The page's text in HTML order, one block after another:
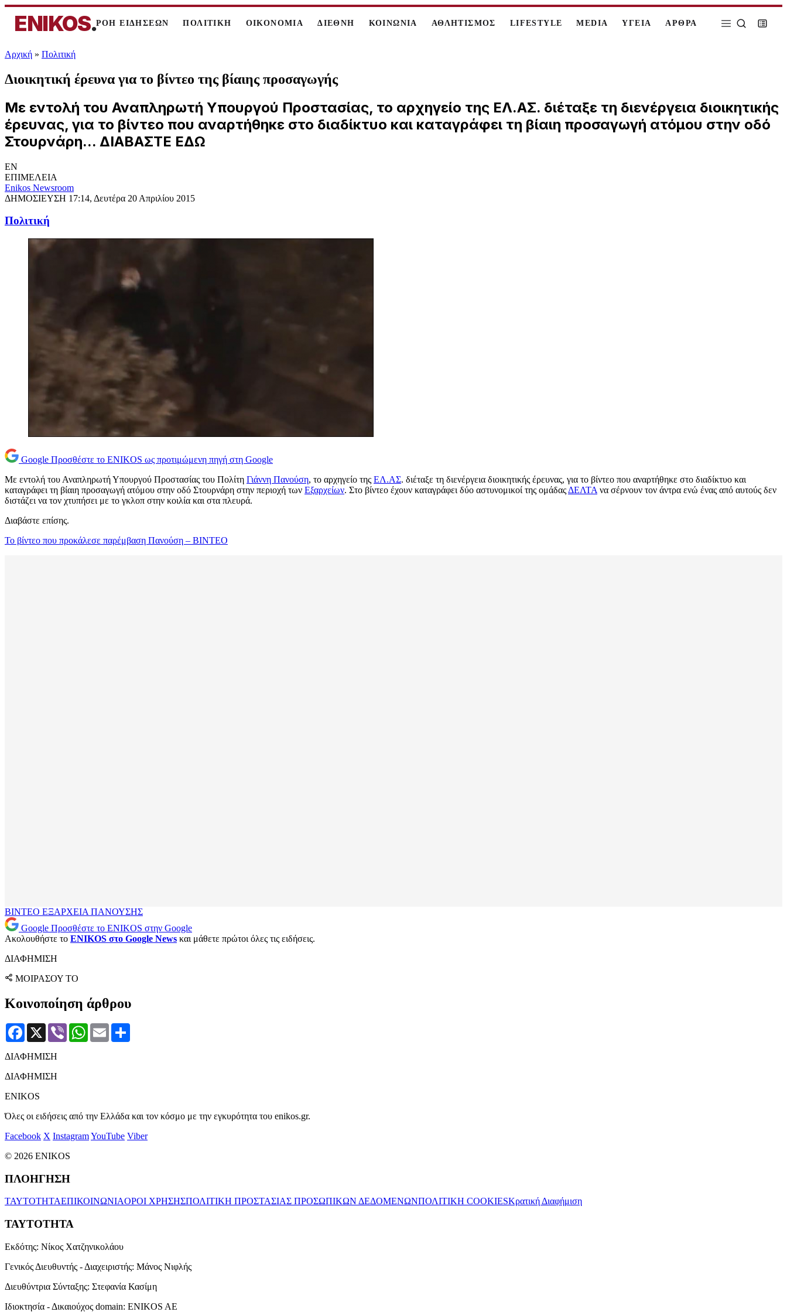
ENIKOS.ΡΟΗ ΕΙΔΗΣΕΩΝ ΠΟΛΙΤΙΚΗ ΟΙΚΟΝΟΜΙΑ ΔΙΕΘΝΗ ΚΟΙΝΩΝΙΑ ΑΘΛΗΤΙΣΜΟΣ LIFESTYLE MEDIA ΥΓΕΙΑ ΑΡΘΡΑ
Αρχική » Πολιτική
Διοικητική έρευνα για το βίντεο της βίαιης προσαγωγής
Με εντολή του Αναπληρωτή Υπουργού Προστασίας, το αρχηγείο της ΕΛ.ΑΣ. διέταξε τη διενέργεια διοικητικής
έρευνας, για το βίντεο που αναρτήθηκε στο διαδίκτυο και καταγράφει τη βίαιη προσαγωγή ατόμου στην οδό
Στουρνάρη... ΔΙΑΒΑΣΤΕ ΕΔΩ
EN
ΕΠΙΜΕΛΕΙΑ
Enikos Newsroom
ΔΗΜΟΣΙΕΥΣΗ 17:14, Δευτέρα 20 Απριλίου 2015
Πολιτική
Google Προσθέστε το ENIKOS ως προτιμώμενη πηγή στη Google
Με εντολή του Αναπληρωτή Υπουργού Προστασίας του Πολίτη Γιάννη Πανούση, το αρχηγείο της ΕΛ.ΑΣ. διέταξε τη διενέργεια διοικητικής έρευνας, για το βίντεο που αναρτήθηκε στο διαδίκτυο και
καταγράφει τη βίαιη προσαγωγή ατόμου στην οδό Στουρνάρη στην περιοχή των Εξαρχείων. Στο βίντεο έχουν καταγράφει δύο αστυνομικοί της ομάδας ΔΕΛΤΑ να σέρνουν τον άντρα ενώ ένας από αυτούς δεν
διστάζει να τον χτυπήσει με το γκλοπ στην κοιλία και στα πλευρά.
Διαβάστε επίσης.
Το βίντεο που προκάλεσε παρέμβαση Πανούση – ΒΙΝΤΕΟ
ΒΙΝΤΕΟ ΕΞΑΡΧΕΙΑ ΠΑΝΟΥΣΗΣ
Google Προσθέστε το ENIKOS στην Google
Ακολουθήστε το ENIKOS στο Google News και μάθετε πρώτοι όλες τις ειδήσεις.
ΔΙΑΦΗΜΙΣΗ
ΜΟΙΡΑΣΟΥ ΤΟ
Κοινοποίηση άρθρου
Facebook
X Viber WhatsApp
Email
ΔΙΑΦΗΜΙΣΗ
ΔΙΑΦΗΜΙΣΗ
ENIKOS
Όλες οι ειδήσεις από την Ελλάδα και τον κόσμο με την εγκυρότητα του enikos.gr.
Facebook X InstagramYouTube Viber
© 2026 ENIKOS
ΠΛΟΗΓΗΣΗ
ΤΑΥΤΟΤΗΤΑΕΠΙΚΟΙΝΩΝΙΑΟΡΟΙ ΧΡΗΣΗΣΠΟΛΙΤΙΚΗ ΠΡΟΣΤΑΣΙΑΣ ΠΡΟΣΩΠΙΚΩΝ ΔΕΔΟΜΕΝΩΝΠΟΛΙΤΙΚΗ COOKIESΚρατική Διαφήμιση
ΤΑΥΤΟΤΗΤΑ
Εκδότης: Νίκος Χατζηνικολάου
Γενικός Διευθυντής - Διαχειριστής: Μάνος Νιφλής
Διευθύντρια Σύνταξης: Στεφανία Κασίμη
Ιδιοκτησία - Δικαιούχος domain: ENIKOS AE